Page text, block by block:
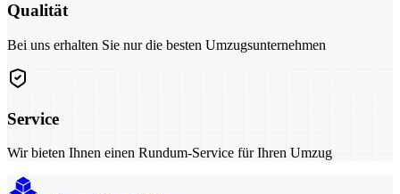
Qualität
Bei uns erhalten Sie nur die besten Umzugsunternehmen
Service
Wir bieten Ihnen einen Rundum-Service für Ihren Umzug